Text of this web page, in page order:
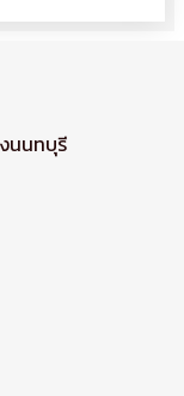
นนทบุรี